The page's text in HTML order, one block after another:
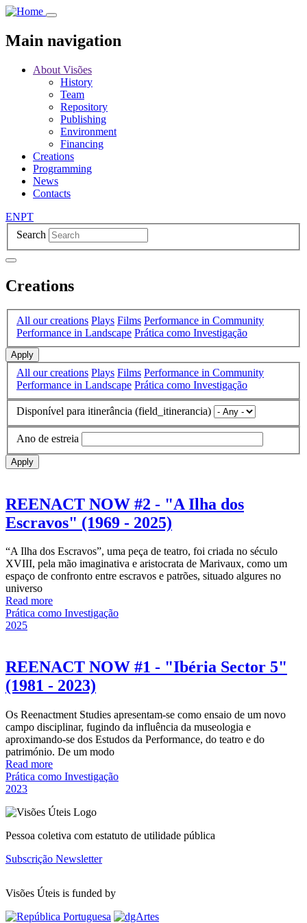
Skip
main
content
Main navigation
About Visões
History
Team
Repository
Publishing
Environment
Financing
Creations
Programming
News
Contacts
ENPT
Search
Creations
All our creations Plays Films Performance in Community
Performance in Landscape Prática como Investigação
Apply
All our creations Plays Films Performance in Community
Performance in Landscape Prática como Investigação
Disponível para itinerância (field_itinerancia)
Ano de estreia
Apply
REENACT NOW #2 - "A Ilha dos
Escravos" (1969 - 2025)
“A Ilha dos Escravos”, uma peça de teatro, foi criada no século
XVIII, pela mão imaginativa e aristocrata de Marivaux, como um
espaço de confronto entre escravos e patrões, situado algures no
universo
Read more
Prática como Investigação
2025
REENACT NOW #1 - "Ibéria Sector 5"
(1981 - 2023)
Os Reenactment Studies apresentam-se como ensaio de um novo
campo disciplinar, fugindo da influência da museologia e
aproximando-se dos Estudos da Performance, do teatro e do
património. De um modo
Read more
Prática como Investigação
2023
Pessoa coletiva com estatuto de utilidade pública
Subscrição Newsletter
Visões Úteis is funded by